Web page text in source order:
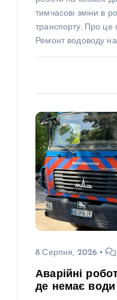
тимчасові зміни в
транспорту. Про це
Ремонт водоводу на
8 Серпня, 2026
Аварійні
де немає